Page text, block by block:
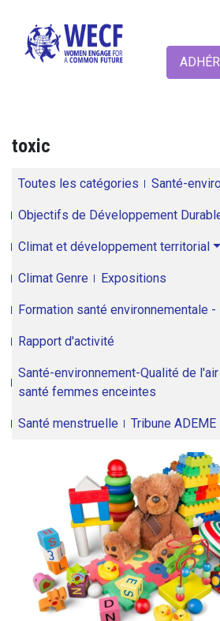
toxic
Toutes les catégories Santé-
Objectifs de Développement
Climat et développement territorial
Climat Genre Expositions
Formation santé environnementale -
Rapport d'activité
Santé-environnement-Qualité de
santé femmes enceintes
Santé menstruelle Tribune ADEME